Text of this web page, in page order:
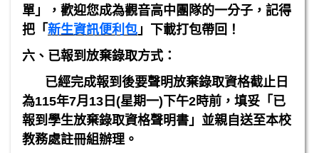
單」，歡迎您成為觀音高中團隊的一分子，記得
把「 新生資訊便利包 」下載打包帶回！
六、已報到放棄錄取方式：
已經完成報到後要聲明放棄錄取資格截止日
為115年7月 13 日 (星期一) 下午2時前，填妥「已
報到學生放棄錄取資格聲明書」並親自送至本校
教務處註冊組辦理。